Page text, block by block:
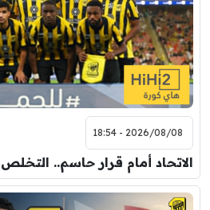
2026/08/08 - 18:54
الاتحاد أمام قرار حاسم..